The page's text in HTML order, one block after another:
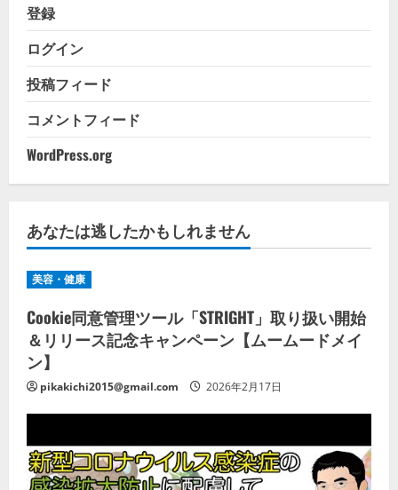
登録
ログイン
投稿フィード
コメントフィード
WordPress.org
あなたは逃したかもしれません
美容・健康
Cookie同意管理ツール「STRIGHT」取り扱い開始
＆リリース記念キャンペーン【ムームードメイ
ン】
pikakichi2015@gmail.com 2026年2月17日